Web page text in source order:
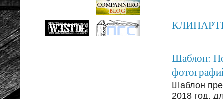
КЛИПАРТЫ:
Шаблон:
Шаблон
2018 год,